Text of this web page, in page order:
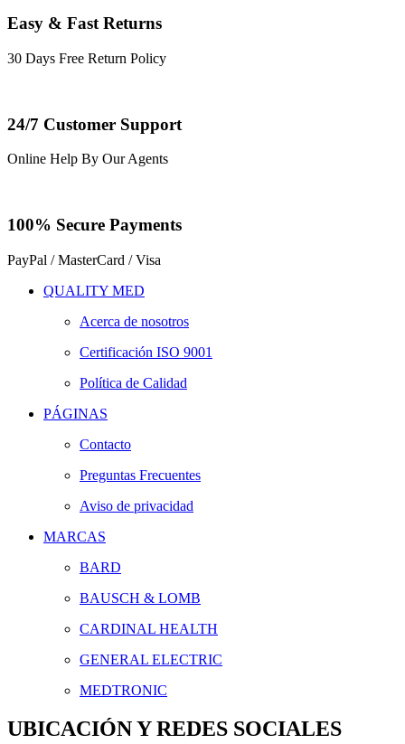
Easy & Fast Returns
30 Days Free Return Policy
24/7 Customer Support
Online Help By Our Agents
100% Secure Payments
PayPal / MasterCard / Visa
QUALITY MED
Acerca de nosotros
Certificación ISO 9001
Política de Calidad
PÁGINAS
Contacto
Preguntas Frecuentes
Aviso de privacidad
MARCAS
BARD
BAUSCH & LOMB
CARDINAL HEALTH
GENERAL ELECTRIC
MEDTRONIC
UBICACIÓN Y REDES SOCIALES